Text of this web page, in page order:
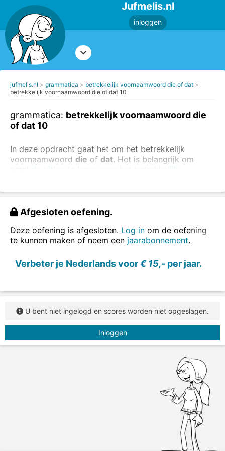
Jufmelis.nl
inloggen
jufmelis.nl grammatica
betrekkelijk voornaamwoord die of dat
betrekkelijk voornaamwoord die of dat 10
grammatica: betrekkelijk voornaamwoord die
of dat 10
In deze opdracht gaat het om het betrekkelijk
voornaamwoord die of dat. Het is belangrijk om
Vul het juiste betrekkelijk voornaamwoord in, kies uit
die
dat
Afgesloten oefening.
Deze oefening is afgesloten. Log in om de oefening
te kunnen maken of neem een jaarabonnement.
Verbeter je Nederlands voor€ 15,- per jaar.
U bent niet ingelogd en scores worden niet opgeslagen.
Inloggen